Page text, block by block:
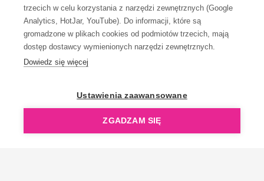
trzecich w celu korzystania z narzędzi zewnętrznych (Google
Analytics, HotJar, YouTube). Do informacji, które są
gromadzone w plikach cookies od podmiotów trzecich, mają
dostęp dostawcy wymienionych narzędzi zewnętrznych.
Dowiedz się więcej
Ustawienia zaawansowane
ZGADZAM SIĘ
OpenGift jest częścią ReflectGroup.